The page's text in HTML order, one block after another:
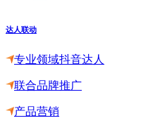
达人联动
专业领域抖音达人
联合品牌推广
产品营销